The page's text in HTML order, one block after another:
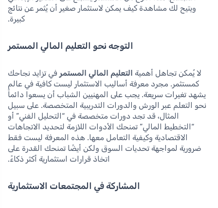
ويتيح لك مشاهدة كيف يمكن لاستثمار صغير أن يُثمر عن نتائج
كبيرة.
التوجه نحو التعليم المالي المستمر
لا يُمكن تجاهل أهمية التعليم المالي المستمر في تزايد نجاحك
كمستثمر. مجرد معرفة أساليب الاستثمار ليست كافية في عالم
يشهد تغيرات سريعة. يجب على المهنيين الشباب أن يسعوا دائماً
نحو التعلم عبر الورش والدورات التدريبية المتخصصة. على سبيل
المثال، قد تجد دورات متخصصة في “التحليل الفني” أو
“التخطيط المالي” تمنحك الأدوات اللازمة لتحديد الاتجاهات
الاقتصادية وكيفية التعامل معها. هذه المعرفة ليست فقط
ضرورية لمواجهة تحديات السوق ولكن أيضًا تمنحك القدرة على
اتخاذ قرارات استثمارية أكثر ذكاءً.
المشاركة في المجتمعات الاستثمارية